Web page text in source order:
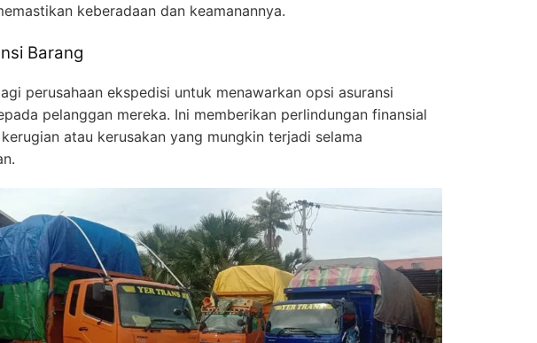
keberadaan dan keamanannya.
Barang
perusahaan ekspedisi untuk menawarkan opsi asuransi
pelanggan mereka. Ini memberikan perlindungan finansial
atau kerusakan yang mungkin terjadi selama